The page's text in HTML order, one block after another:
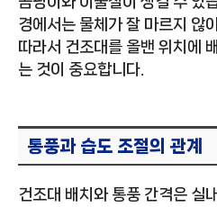
경에서는 물체가 잘 마르지 않
따라서 건조대를 올밴 위치에
는 것이 중요합니다.
통풍과 습도 조절의 관계
건조대 배치와 통풍 간격은 실